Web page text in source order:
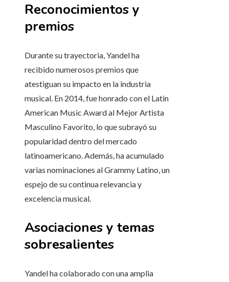
Reconocimientos y
premios
Durante su trayectoria, Yandel ha
recibido numerosos premios que
atestiguan su impacto en la industria
musical. En 2014, fue honrado con el Latin
American Music Award al Mejor Artista
Masculino Favorito, lo que subrayó su
popularidad dentro del mercado
latinoamericano. Además, ha acumulado
varias nominaciones al Grammy Latino, un
espejo de su continua relevancia y
excelencia musical.
Asociaciones y temas
sobresalientes
Yandel ha colaborado con una amplia